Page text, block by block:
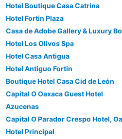
Hotel Boutique Casa Catrina
Hotel Fortin Plaza
Casa de Adobe Gallery & Luxury
Hotel Los Olivos Spa
Hotel Casa Antigua
Hotel Antiguo Fortin
Boutique Hotel Casa Cid de León
Capital O Oaxaca Guest Hotel
Azucenas
Capital O Parador Crespo Hotel,
Hotel Principal